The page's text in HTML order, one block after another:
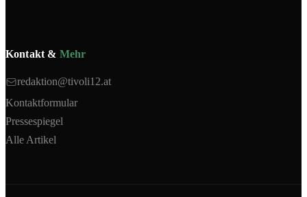
Kontakt & Mehr
redaktion@tivoli12.at
Kontaktformular
Pressespiegel
Alle Artikel